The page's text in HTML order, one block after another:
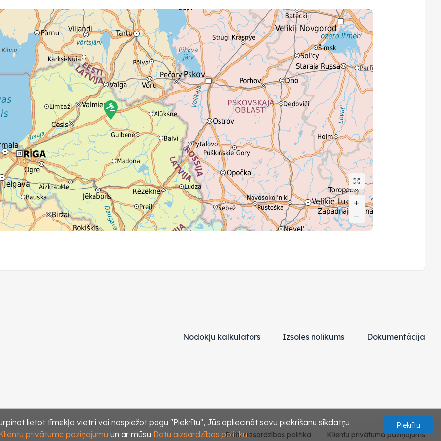
+
−
+
−
Nodokļu kalkulators Izsoles nolikums Dokumentācija
Datu aizsardzības politika Klientu privātuma paziņojums
lietot tīmekļa vietni vai nospiežot pogu "Piekrītu", Jūs apliecināt savu piekrišanu sīkdatņu
privātuma paziņojumu un ar mūsu Datu aizsardzības politiku.
Piekrītu